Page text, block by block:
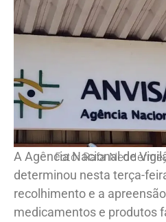
Foto: Rafa
A Agência Nacional de
determinou nesta terça-
recolhimento e a
medicamentos e produtos